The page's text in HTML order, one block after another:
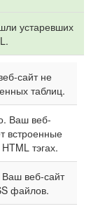
устаревших
сайт не
таблиц.
Ваш веб-
встроенные
тэгах.
веб-сайт
файлов.